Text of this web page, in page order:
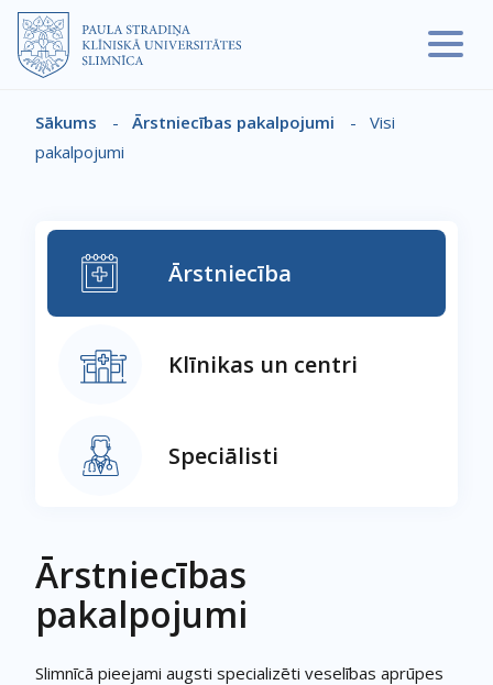
Pārlekt uz galveno saturu
Atpakaļceļš
Sākums - Ārstniecības pakalpojumi -
Visi
pakalpojumi
Ārstniecība
Klīnikas un centri
Speciālisti
Ārstniecības
pakalpojumi
Slimnīcā pieejami augsti specializēti veselības aprūpes